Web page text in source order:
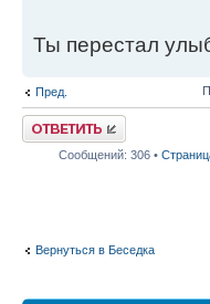
Ты перестал
Пред.
Ответить
Сообщений: 306 •
Вернуться в Беседка